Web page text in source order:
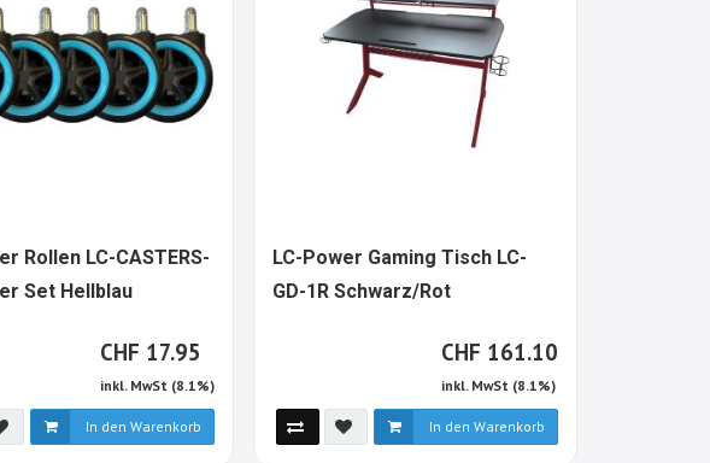
Rollen LC-CASTERS-
Set Hellblau1581669-
CHF CHF
17.95
inkl. MwSt (8.1%)
In den Warenkorb
LC-Power Gaming Tisch LC-
GD-1R Schwarz/Rot922373-
CHF CHF
161.10
inkl. MwSt (8.1%)
In den Warenkorb